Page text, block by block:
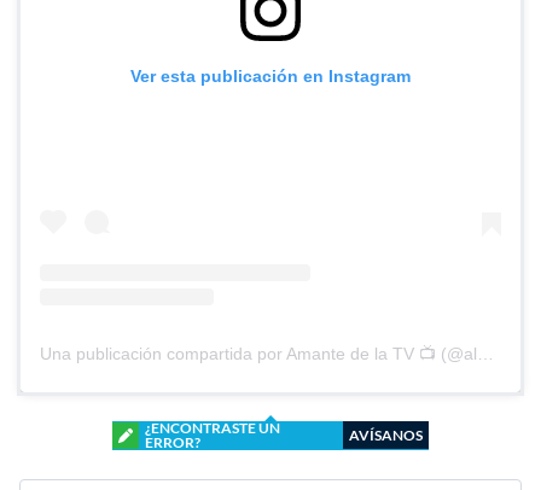
Ver esta publicación en Instagram
¿ENCONTRASTE UN
ERROR?
AVÍSANOS